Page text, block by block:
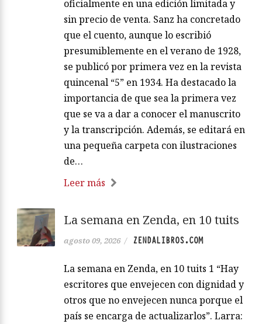
oficialmente en una edición limitada y
sin precio de venta. Sanz ha concretado
que el cuento, aunque lo escribió
presumiblemente en el verano de 1928,
se publicó por primera vez en la revista
quincenal “5” en 1934. Ha destacado la
importancia de que sea la primera vez
que se va a dar a conocer el manuscrito
y la transcripción. Además, se editará en
una pequeña carpeta con ilustraciones
de…
Leer más
La semana en Zenda, en 10 tuits
agosto 09, 2026 / ZENDALIBROS.COM
La semana en Zenda, en 10 tuits 1 “Hay
escritores que envejecen con dignidad y
otros que no envejecen nunca porque el
país se encarga de actualizarlos”. Larra: